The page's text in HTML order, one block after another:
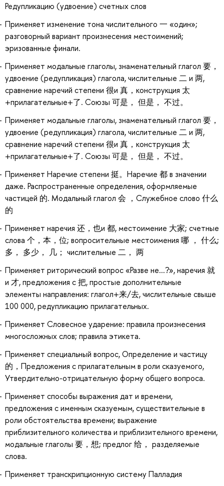
Редупликацию (удвоение) счетных слов
Применяет изменение тона числительного 一 «один»;
разговорный вариант произнесения местоимений;
эризованные финали.
Применяет модальные глаголы, знаменательный глагол 要，
удвоение (редупликация) глагола, числительные 二 и 两,
сравнение наречий степени 很и 真，конструкция 太
+прилагательные+了. Союзы 可是， 但是， 不过。
Применяет модальные глаголы, знаменательный глагол 要，
удвоение (редупликация) глагола, числительные 二 и 两,
сравнение наречий степени 很и 真，конструкция 太
+прилагательные+了. Союзы 可是， 但是， 不过。
Применяет Наречие степени 挺。Наречие 都 в значении
даже. Распространенные определения, оформляемые
частицей 的. Модальный глагол 会 ，Служебное слово 什么
的
Применяет наречия 还，也и 都, местоимение 大家; счетные
слова 个，本，位; вопросительные местоимения 哪 ， 什么;
多， 多少， 几； числительные 二， 两
Применяет риторический вопрос «Разве не...?», наречия 就
и 才, предложения с 把, простые дополнительные
элементы направления: глагол+来/去, числительные свыше
100 000, редупликацию прилагательных.
Применяет Словесное ударение: правила произнесения
многосложных слов; правила этикета.
Применяет специальный вопрос, Определение и частицу
的，Предложения с прилагательным в роли сказуемого,
Утвердительно-отрицательную форму общего вопроса.
Применяет способы выражения дат и времени,
предложения с именным сказуемым, существительные в
роли обстоятельства времени; выражение
приблизительного количества и приблизительного времени,
модальные глаголы 要，想; предлог 给， разделяемые
слова.
Применяет транскрипционную систему Палладия